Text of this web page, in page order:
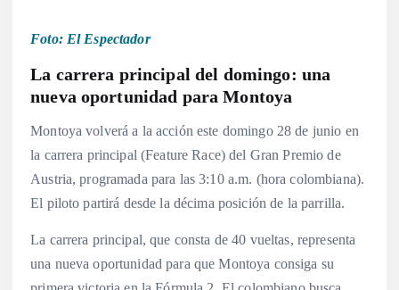
Foto: El Espectador
La carrera principal del domingo: una
nueva oportunidad para Montoya
Montoya volverá a la acción este domingo 28 de junio en
la carrera principal (Feature Race) del Gran Premio de
Austria, programada para las 3:10 a.m. (hora colombiana).
El piloto partirá desde la décima posición de la parrilla.
La carrera principal, que consta de 40 vueltas, representa
una nueva oportunidad para que Montoya consiga su